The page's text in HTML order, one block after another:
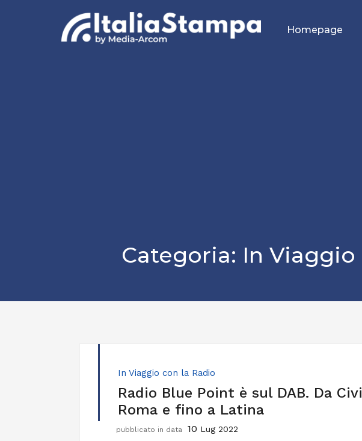
Homepage
Categoria: In Viaggio
In Viaggio con la Radio
Radio Blue Point è sul DAB. Da
Roma e fino a Latina
pubblicato in data 10 Lug 2022